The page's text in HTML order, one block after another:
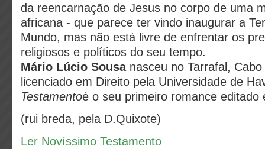
da reencarnação de Jesus no corpo de uma
africana - que parece ter vindo inaugurar a
Mundo, mas não está livre de enfrentar os
religiosos e políticos do seu tempo.
Mário Lúcio Sousanasceu no Tarrafal, Cabo
licenciado em Direito pela Universidade de
Testamentoé o seu primeiro romance editado
(rui breda, pela D.Quixote)
Ler Novíssimo Testamento